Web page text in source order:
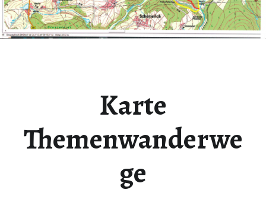
Karte
Themenwanderwe
ge